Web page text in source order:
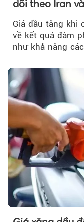
dõi theo Iran
Giá dầu tăng khi
về kết quả đàm
như khả năng
Hormuz hay